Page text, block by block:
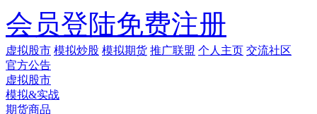
会员登陆免费注册
虚拟股市 模拟炒股 模拟期货 推广联盟 个人主页 交流社区
官方公告
虚拟股市
模拟&实战
期货商品